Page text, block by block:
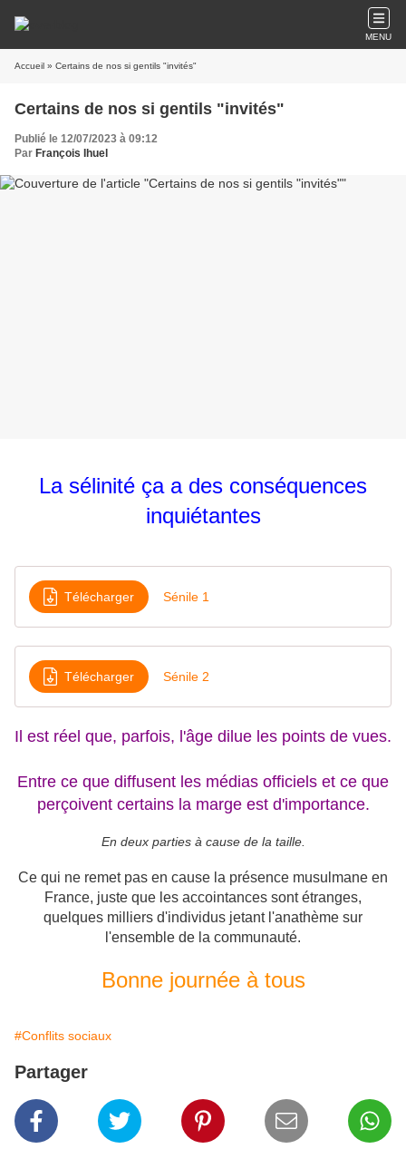
MENU
Accueil » Certains de nos si gentils "invités"
Certains de nos si gentils "invités"
Publié le 12/07/2023 à 09:12
Par François Ihuel
La sélinité ça a des conséquences
inquiétantes
Télécharger Sénile 1
Télécharger Sénile 2
Il est réel que, parfois, l'âge dilue les points de vues.
Entre ce que diffusent les médias officiels et ce que
perçoivent certains la marge est d'importance.
En deux parties à cause de la taille.
Ce qui ne remet pas en cause la présence musulmane en
France, juste que les accointances sont étranges,
quelques milliers d'individus jetant l'anathème sur
l'ensemble de la communauté.
Bonne journée à tous
#Conflits sociaux
Partager